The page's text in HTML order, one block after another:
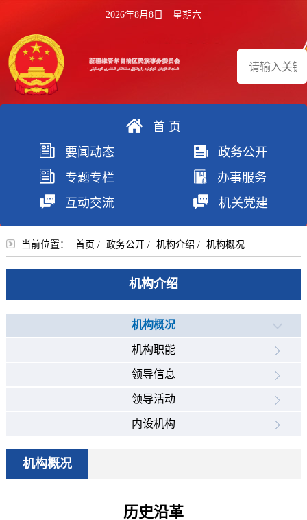
2026年8月8日 星期六
索
首 页
要闻动态
政务公开
专题专栏
办事服务
互动交流
机关党建
当前位置： 首页 / 政务公开/ 机构介绍 / 机构概况
机构介绍
机构概况
机构职能
领导信息
领导活动
内设机构
机构概况
历史沿革